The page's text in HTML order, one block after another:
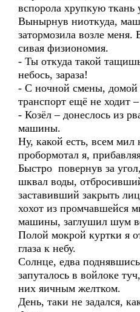
вспорола хрупкую ткань
Вынырнув ниоткуда,
затормозила возле меня.
сивая физиономия.
- Ты откуда такой
небось, зараза!
- С ночной смены, домой
транспорт ещё не ходит
- Козёл – донеслось из
машины.
Ну, какой есть, всем мил
пробормотал я,
Быстро повернув за
шквал воды,
заставивший закрыть
хохот из промчавшейся
машины, заглушил шум
Полой мокрой куртки я
глаза к небу.
Солнце, едва
запуталось в войлоке
них яичным желтком.
День, таки не задался,